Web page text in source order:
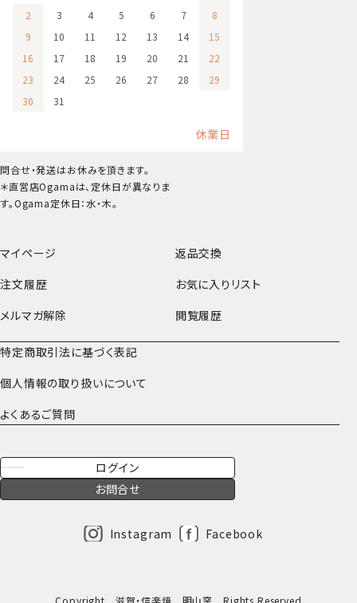
マイページ
返品交換
注文履歴
お気に入りリスト
メルマガ解除
閲覧履歴
特定商取引法に基づく表記
個人情報の取り扱いについて
よくあるご質問
ログイン
お問合せ
Instagram Facebook
2
3 4 5 6 7
8
9
10 11 12 13 14
15
16
17 18 19 20 21
22
23
24 25 26 27 28
29
30
31
休業日
問合せ・発送はお休みを頂きます。
＊直営店Ogamaは、定休日が異なりま
す。Ogama定休日：水・木。
Copyright 滋賀・信楽焼 明山窯 Rights Reserved